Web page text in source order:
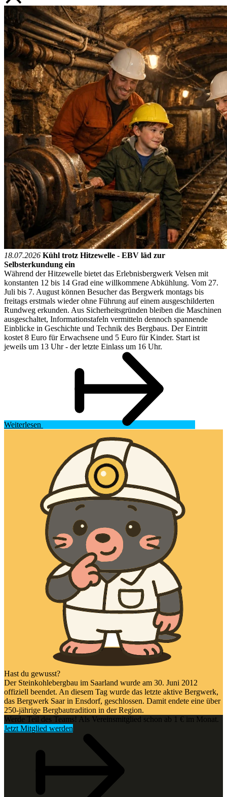
18.07.2026 Kühl trotz Hitzewelle - EBV läd zur
Selbsterkundung ein
Während der Hitzewelle bietet das Erlebnisbergwerk Velsen mit
konstanten 12 bis 14 Grad eine willkommene Abkühlung. Vom 27.
Juli bis 7. August können Besucher das Bergwerk montags bis
freitags erstmals wieder ohne Führung auf einem ausgeschilderten
Rundweg erkunden. Aus Sicherheitsgründen bleiben die Maschinen
ausgeschaltet, Informationstafeln vermitteln dennoch spannende
Einblicke in Geschichte und Technik des Bergbaus. Der Eintritt
kostet 8 Euro für Erwachsene und 5 Euro für Kinder. Start ist
jeweils um 13 Uhr - der letzte Einlass um 16 Uhr.
Weiterlesen
Hast du gewusst?
Der Steinkohlebergbau im Saarland wurde am 30. Juni 2012
offiziell beendet. An diesem Tag wurde das letzte aktive Bergwerk,
das Bergwerk Saar in Ensdorf, geschlossen. Damit endete eine über
250-jährige Bergbautradition in der Region.
Werde Teil des Teams! Als Vereinsmitglied schon ab 1 € im Monat.
Jetzt Mitglied werden